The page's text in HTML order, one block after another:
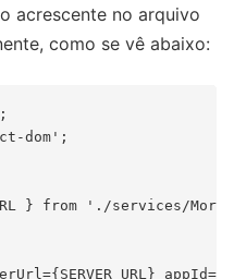
acrescente no arquivo
como se vê abaixo:
dom';
} from './services/